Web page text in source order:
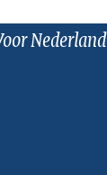
Nederland